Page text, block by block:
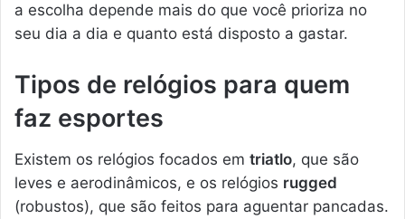
a escolha depende mais do que você prioriza no
seu dia a dia e quanto está disposto a gastar.
Tipos de relógios para quem
faz esportes
Existem os relógios focados em triatlo, que são
leves e aerodinâmicos, e os relógios rugged
(robustos), que são feitos para aguentar pancadas.